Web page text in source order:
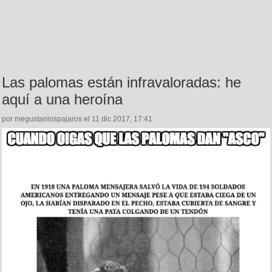
Las palomas están infravaloradas: he
aquí a una heroína
por megustanlospajaros el 11 dic 2017, 17:41